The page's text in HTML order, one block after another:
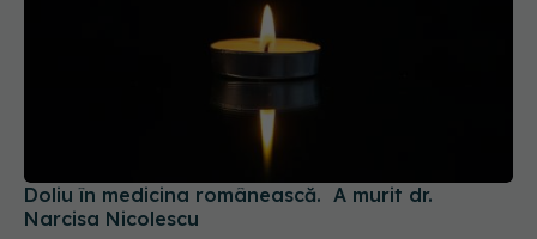
Doliu în medicina românească. A murit dr.
Narcisa Nicolescu
13 iul 2026, 15:44